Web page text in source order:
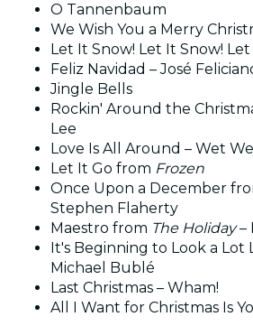
O Tannenbaum
We Wish You a Merry
Let It Snow! Let It Snow!
Feliz Navidad – José
Jingle Bells
Rockin' Around the
Lee
Love Is All Around – Wet
Let It Go from Frozen
Once Upon a December
Stephen Flaherty
Maestro from The Holiday–
It's Beginning to Look a Lot
Michael Bublé
Last Christmas – Wham!
All I Want for Christmas Is